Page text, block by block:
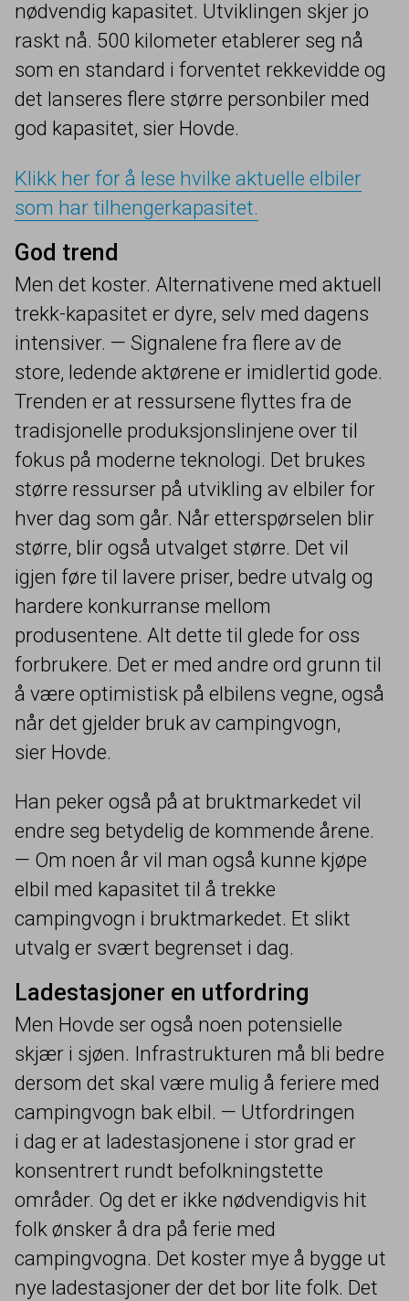
nødvendig kapasitet. Utviklingen skjer jo
raskt nå. 500 kilometer etablerer seg nå
som en standard i forventet rekkevidde og
det lanseres flere større personbiler med
god kapasitet, sier Hovde.
Klikk her for å lese hvilke aktuelle elbiler
som har tilhengerkapasitet.
God trend
Men det koster. Alternativene med aktuell
trekk-kapasitet er dyre, selv med dagens
intensiver. — Signalene fra flere av de
store, ledende aktørene er imidlertid gode.
Trenden er at ressursene flyttes fra de
tradisjonelle produksjonslinjene over til
fokus på moderne teknologi. Det brukes
større ressurser på utvikling av elbiler for
hver dag som går. Når etterspørselen blir
større, blir også utvalget større. Det vil
igjen føre til lavere priser, bedre utvalg og
hardere konkurranse mellom
produsentene. Alt dette til glede for oss
forbrukere. Det er med andre ord grunn til
å være optimistisk på elbilens vegne, også
når det gjelder bruk av campingvogn,
sier Hovde.
Han peker også på at bruktmarkedet vil
endre seg betydelig de kommende årene.
— Om noen år vil man også kunne kjøpe
elbil med kapasitet til å trekke
campingvogn i bruktmarkedet. Et slikt
utvalg er svært begrenset i dag.
Ladestasjoner en utfordring
Men Hovde ser også noen potensielle
skjær i sjøen. Infrastrukturen må bli bedre
dersom det skal være mulig å feriere med
campingvogn bak elbil. — Utfordringen
i dag er at ladestasjonene i stor grad er
konsentrert rundt befolkningstette
områder. Og det er ikke nødvendigvis hit
folk ønsker å dra på ferie med
campingvogna. Det koster mye å bygge ut
nye ladestasjoner der det bor lite folk. Det